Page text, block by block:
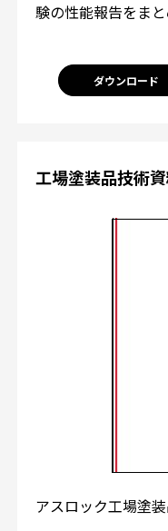
験の性能報告をまと
ダウンロード
工場塗装品技術
アスロック工場塗装